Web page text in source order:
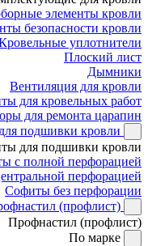
элементы кровли
безопасности кровли
уплотнители
Плоский лист
Дымники
Вентиляция для кровли
для кровельных работ
для ремонта царапин
подшивки кровли
для подшивки кровли
с полной перфорацией
перфорацией
Софиты без перфорации
(профлист)
Профнастил (профлист)
По марке